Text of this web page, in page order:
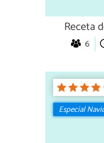
Receta
6
Especial